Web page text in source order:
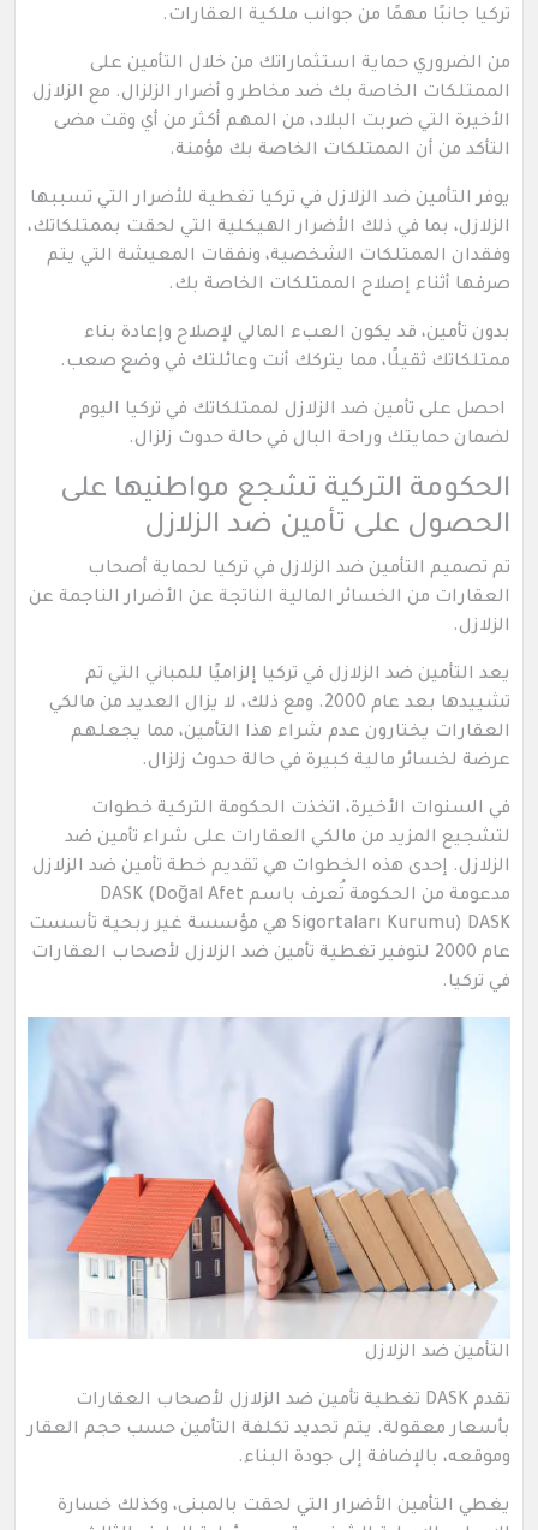
تركيا جانبًا مهمًا من جوانب ملكية العقارات.
من الضروري حماية استثماراتك من خلال التأمين على
الممتلكات الخاصة بك ضد مخاطر و أضرار الزلزال. مع الزلازل
الأخيرة التي ضربت البلاد، من المهم أكثر من أي وقت مضى
التأكد من أن الممتلكات الخاصة بك مؤمنة.
يوفر التأمين ضد الزلازل في تركيا تغطية للأضرار التي تسببها
الزلازل، بما في ذلك الأضرار الهيكلية التي لحقت بممتلكاتك،
وفقدان الممتلكات الشخصية، ونفقات المعيشة التي يتم
صرفها أثناء إصلاح الممتلكات الخاصة بك.
بدون تأمين، قد يكون العبء المالي لإصلاح وإعادة بناء
ممتلكاتك ثقيلًا، مما يتركك أنت وعائلتك في وضع صعب.
احصل على تأمين ضد الزلازل لممتلكاتك في تركيا اليوم
لضمان حمايتك وراحة البال في حالة حدوث زلزال.
الحكومة التركية تشجع مواطنيها على
الحصول على تأمين ضد الزلازل
تم تصميم التأمين ضد الزلازل في تركيا لحماية أصحاب
العقارات من الخسائر المالية الناتجة عن الأضرار الناجمة عن
الزلازل.
يعد التأمين ضد الزلازل في تركيا إلزاميًا للمباني التي تم
تشييدها بعد عام 2000. ومع ذلك، لا يزال العديد من مالكي
العقارات يختارون عدم شراء هذا التأمين، مما يجعلهم
عرضة لخسائر مالية كبيرة في حالة حدوث زلزال.
في السنوات الأخيرة، اتخذت الحكومة التركية خطوات
لتشجيع المزيد من مالكي العقارات على شراء تأمين ضد
الزلازل. إحدى هذه الخطوات هي تقديم خطة تأمين ضد الزلازل
مدعومة من الحكومة تُعرف باسم DASK (Doğal Afet
Sigortaları Kurumu) DASK هي مؤسسة غير ربحية تأسست
عام 2000 لتوفير تغطية تأمين ضد الزلازل لأصحاب العقارات
في تركيا.
التأمين ضد الزلازل
تقدم DASK تغطية تأمين ضد الزلازل لأصحاب العقارات
بأسعار معقولة. يتم تحديد تكلفة التأمين حسب حجم العقار
وموقعه، بالإضافة إلى جودة البناء.
يغطي التأمين الأضرار التي لحقت بالمبنى، وكذلك خسارة